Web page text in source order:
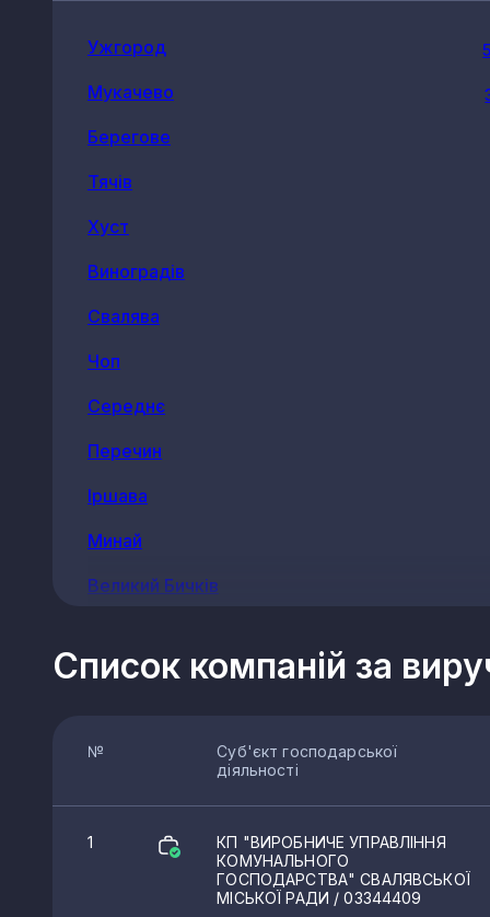
Ужгород
Мукачево
Берегове
Тячів
Хуст
Виноградів
Свалява
Чоп
Середнє
Перечин
Іршава
Минай
Великий Бичків
Кольчино
Буштино
Нижня Апша
Список компаній за
№
Суб'єкт господарської
діяльності
1
КП "ВИРОБНИЧЕ УПРАВЛІННЯ
КОМУНАЛЬНОГО
ГОСПОДАРСТВА" СВАЛЯВСЬКОЇ
МІСЬКОЇ РАДИ / 03344409